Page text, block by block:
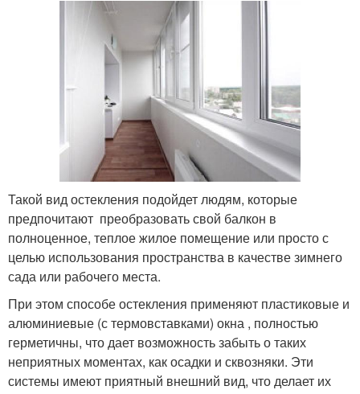
Такой вид остекления подойдет людям, которые
предпочитают преобразовать свой балкон в
полноценное, теплое жилое помещение или просто с
целью использования пространства в качестве зимнего
сада или рабочего места.
При этом способе остекления применяют пластиковые и
алюминиевые (с термовставками) окна , полностью
герметичны, что дает возможность забыть о таких
неприятных моментах, как осадки и сквозняки. Эти
системы имеют приятный внешний вид, что делает их